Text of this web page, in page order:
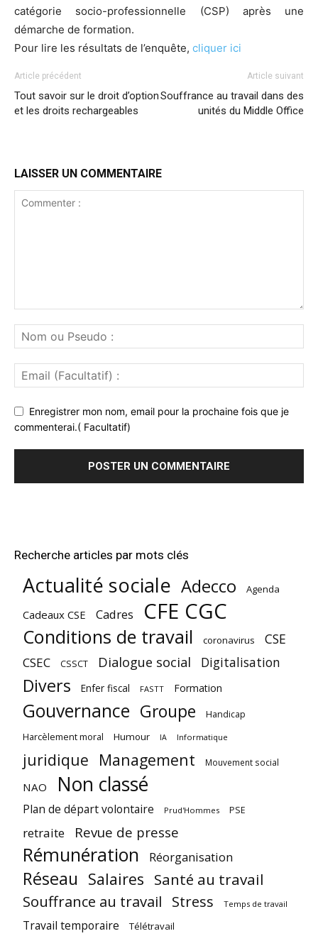
catégorie socio-professionnelle (CSP) après une
démarche de formation.
Pour lire les résultats de l’enquête, cliquer ici
Article précédent
Tout savoir sur le droit d’option
et les droits rechargeables
Article suivant
Souffrance au travail dans des
unités du Middle Office
LAISSER UN COMMENTAIRE
Enregistrer mon nom, email pour la prochaine fois que je
commenterai.( Facultatif)
Recherche articles par mots clés
Actualité sociale Adecco Agenda
Cadeaux CSE Cadres CFE CGC
Conditions de travail coronavirus CSE
CSEC CSSCT Dialogue social Digitalisation
Divers Enfer fiscal FASTT Formation
Gouvernance Groupe Handicap
Harcèlement moral Humour IA Informatique
juridique Management Mouvement social
NAO Non classé
Plan de départ volontaire Prud'Hommes PSE
retraite Revue de presse
Rémunération Réorganisation
Réseau Salaires Santé au travail
Souffrance au travail Stress Temps de travail
Travail temporaire Télétravail